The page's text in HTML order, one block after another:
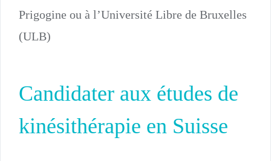
Prigogine ou à l’Université Libre de Bruxelles
(ULB)
Candidater aux études de
kinésithérapie en Suisse